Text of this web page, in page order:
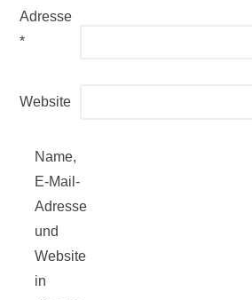
Adresse
*
Website
Name,
E-Mail-
Adresse
und
Website
in